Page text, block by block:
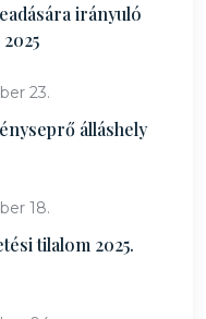
irányuló
23.
álláshely
18.
tilalom 2025.